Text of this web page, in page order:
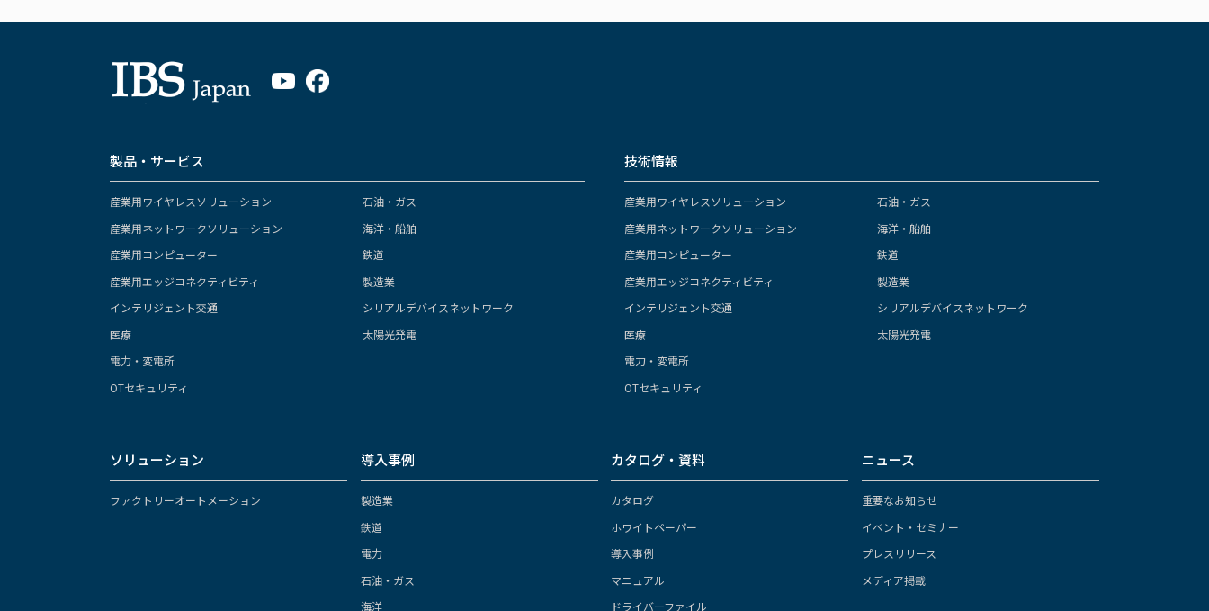
製品・サービス
産業用ワイヤレスソリューション
産業用ネットワークソリューション
産業用コンピューター
産業用エッジコネクティビティ
インテリジェント交通
医療
電力・変電所
OTセキュリティ
石油・ガス
海洋・船舶
鉄道
製造業
シリアルデバイスネットワーク
太陽光発電
技術情報
産業用ワイヤレスソリューション
産業用ネットワークソリューション
産業用コンピューター
産業用エッジコネクティビティ
インテリジェント交通
医療
電力・変電所
OTセキュリティ
石油・ガス
海洋・船舶
鉄道
製造業
シリアルデバイスネットワーク
太陽光発電
ソリューション
ファクトリーオートメーション
導入事例
製造業
鉄道
電力
石油・ガス
海洋
カタログ・資料
カタログ
ホワイトペーパー
導入事例
マニュアル
ドライバーファイル
ニュース
重要なお知らせ
イベント・セミナー
プレスリリース
メディア掲載